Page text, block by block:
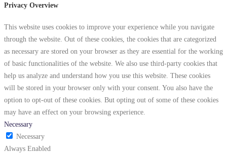
Privacy Overview
This website uses cookies to improve your experience while you navigate
through the website. Out of these cookies, the cookies that are categorized
as necessary are stored on your browser as they are essential for the working
of basic functionalities of the website. We also use third-party cookies that
help us analyze and understand how you use this website. These cookies
will be stored in your browser only with your consent. You also have the
option to opt-out of these cookies. But opting out of some of these cookies
may have an effect on your browsing experience.
Necessary
Necessary
Always Enabled